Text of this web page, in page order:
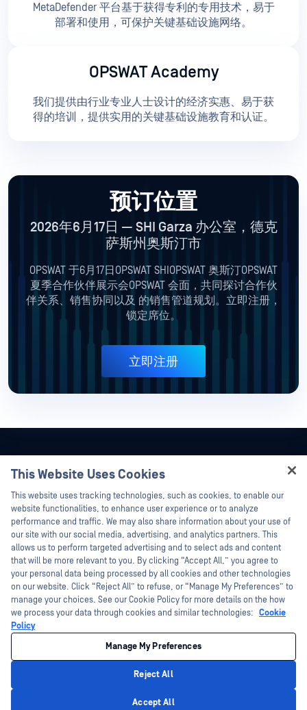
MetaDefender 平台基于获得专利的专用技术，易于
部署和使用，可保护关键基础设施网络。
OPSWAT Academy
我们提供由行业专业人士设计的经济实惠、易于获
得的培训，提供实用的关键基础设施教育和认证。
预订位置
2026年6月17日 — SHI Garza 办公室，德克
萨斯州奥斯汀市
OPSWAT 于6月17日OPSWAT SHIOPSWAT 奥斯汀OPSWAT
夏季合作伙伴展示会OPSWAT 会面，共同探讨合作伙
伴关系、销售协同以及 的销售管道规划。立即注册，
锁定席位。
立即注册
©2026OPSWAT . 保留所有权利。OPSWAT、MetaDefender、Metascan、
MetaAccess、OPSWAT 、"不信任文件，不信任设备"、"OPSWAT "、"保护全球关
键基础设施"、"Deep CDR™技术"、"InQuest"、"InQuest标
识"、"DFI"、"RetroHunt"、"深度文件检测"及"加入追踪"OPSWAT 的商标。第三方
商标归其各自所有者所有。
This Website Uses Cookies
This website uses tracking technologies, such as cookies, to enable our
website functionalities, to enhance user experience or to analyze
performance and traffic. We may also share information about your use of
our site with our social media, advertising, and analytics partners. This
allows us to perform targeted advertising and to select ads and content
that will be more relevant to you. By clicking “Accept All,” you agree to
your personal data being processed by all cookies and other technologies
on our website. Click “Reject All” to refuse, or “Manage My Preferences” to
manage your choices. See our Cookie Policy for more details on the how
we process your data through cookies and similar technologies: Cookie
Policy
Manage My Preferences
Reject All
Accept All
Hey there!
I'm Ozzy, your OPSWAT virtual assistant.
How can I help you secure what's critical
today?